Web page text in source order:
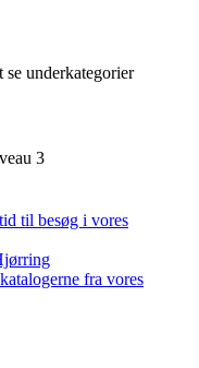
underkategorier
3
til besøg i vores
fra vores